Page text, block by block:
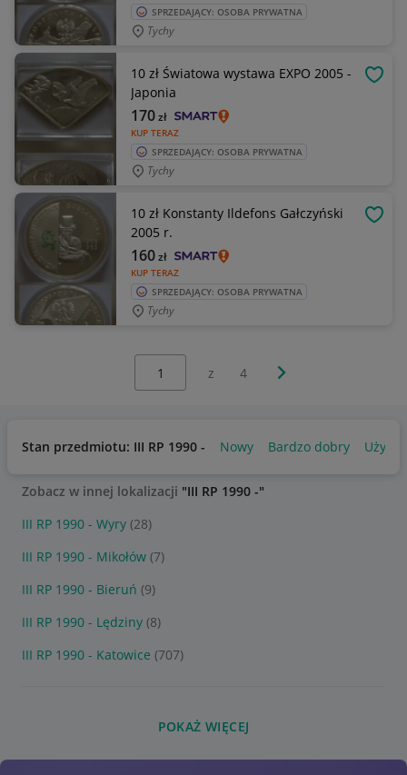
SPRZEDAJĄCY: OSOBA PRYWATNA
Tychy
10 zł Światowa wystawa EXPO 2005 -
Japonia
KUP TERAZ
170zł
SPRZEDAJĄCY: OSOBA PRYWATNA
Tychy
10 zł Konstanty Ildefons Gałczyński
2005 r.
KUP TERAZ
160zł
SPRZEDAJĄCY: OSOBA PRYWATNA
Tychy
z 4 Następna strona
Stan przedmiotu: III RP 1990 - Nowy Bardzo dobry
Zobacz w innej lokalizacji "III RP 1990 -"
III RP 1990 - Wyry (28)
III RP 1990 - Mikołów (7)
III RP 1990 - Bieruń (9)
III RP 1990 - Lędziny (8)
III RP 1990 - Katowice (707)
POKAŻ WIĘCEJ